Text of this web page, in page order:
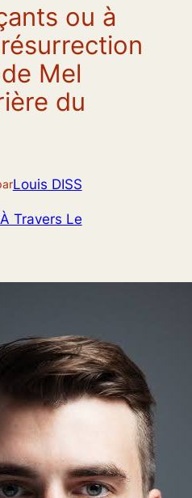
ou à
Mel
du
Louis DISS
Travers Le